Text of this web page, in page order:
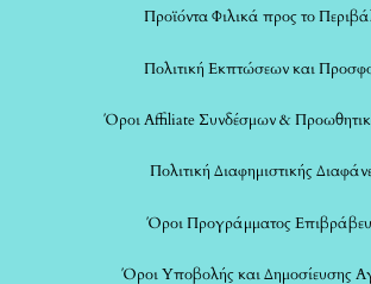
Προϊόντα Φιλικά προς το
Πολιτική Εκπτώσεων και
Όροι Affiliate Συνδέσμων &
Πολιτική Διαφημιστικής
Όροι Προγράμματος
Όροι Υποβολής και Δημοσίευσης